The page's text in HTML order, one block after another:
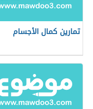
تمارين كمال الأجسام